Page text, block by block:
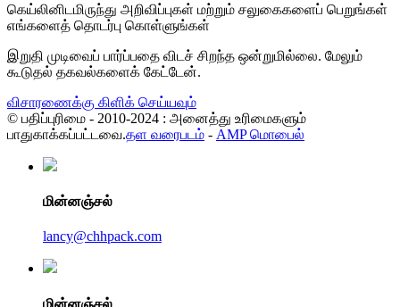
கெய்லினிடமிருந்து அறிவிப்புகள் மற்றும் சலுகைகளைப் பெறுங்கள்
எங்களைத் தொடர்பு கொள்ளுங்கள்
இறுதி முடிவைப் பார்ப்பதை விடச் சிறந்த ஒன்றுமில்லை. மேலும்
கூடுதல் தகவல்களைக் கேட்டேன்.
விசாரணைக்கு கிளிக் செய்யவும்
© பதிப்புரிமை - 2010-2024 : அனைத்து உரிமைகளும்
பாதுகாக்கப்பட்டவை.தள வரைபடம் - AMP மொபைல்
மின்னஞ்சல்
lancy@chhpack.com
மின்னஞ்சல்